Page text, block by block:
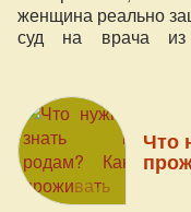
женщина реально
суд на врача
медицинскому и
(Москва, Россия)
Что